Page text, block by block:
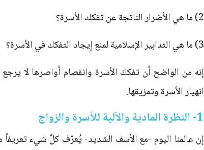
2) ما هي الأضرار الناتجة عن تفكك الأسرة؟
3) ما هي التدابير الإسلامية لمنع إيجاد التفكك في الأسرة؟
إنه من الواضح أن تفككَ الأسرة وانفصام أواصرها لا
انهيار الأسرة وتمزيقها.
1- النظرة المادية والآلية للأسرة والزواج
إن عالمنا اليوم -مع الأسف الشديد- يُعرّف كلَّ شيء تعريفاً